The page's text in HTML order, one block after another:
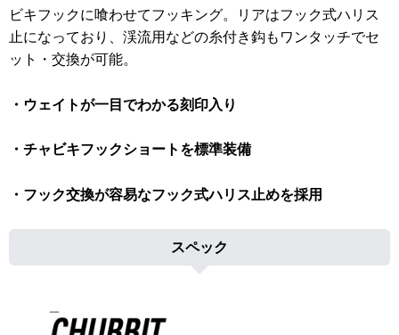
ビキフックに喰わせてフッキング。リアはフック式ハリス
止になっており、渓流用などの糸付き鈎もワンタッチでセ
ット・交換が可能。
・ウェイトが一目でわかる刻印入り
・チャビキフックショートを標準装備
・フック交換が容易なフック式ハリス止めを採用
スペック